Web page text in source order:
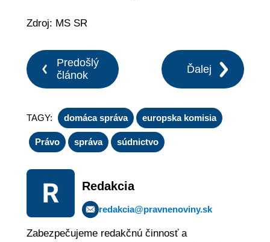
Zdroj: MS SR
Predošlý
článok
Ďalej
TAGY: domáca správa europska komisia
Právo správa súdnictvo
Redakcia
redakcia@pravnenoviny.sk
Zabezpečujeme redakčnú činnosť a